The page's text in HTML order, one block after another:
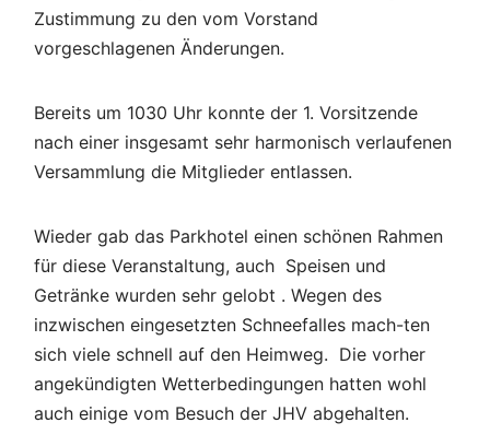
Zustimmung zu den vom Vorstand
vorgeschlagenen Änderungen.
Bereits um 1030 Uhr konnte der 1. Vorsitzende
nach einer insgesamt sehr harmonisch verlaufenen
Versammlung die Mitglieder entlassen.
Wieder gab das Parkhotel einen schönen Rahmen
für diese Veranstaltung, auch Speisen und
Getränke wurden sehr gelobt . Wegen des
inzwischen eingesetzten Schneefalles mach-ten
sich viele schnell auf den Heimweg. Die vorher
angekündigten Wetterbedingungen hatten wohl
auch einige vom Besuch der JHV abgehalten.